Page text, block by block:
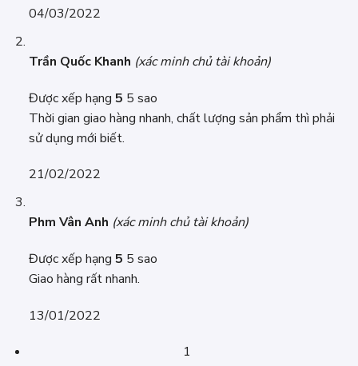
04/03/2022
Trần Quốc Khanh (xác minh chủ tài khoản)
Được xếp hạng 5 5 sao
Thời gian giao hàng nhanh, chất lượng sản phẩm thì phải
sử dụng mới biết.
21/02/2022
Phm Vân Anh (xác minh chủ tài khoản)
Được xếp hạng 5 5 sao
Giao hàng rất nhanh.
13/01/2022
1